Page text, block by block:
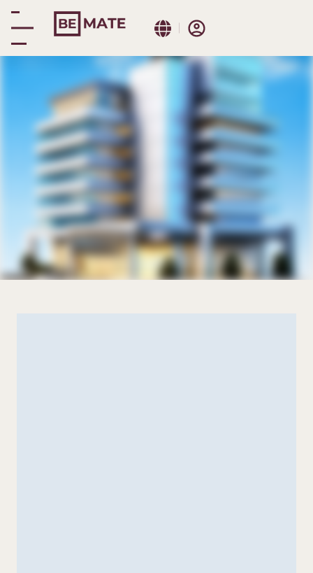
Trafalgar
Prenotazione
Immersiva